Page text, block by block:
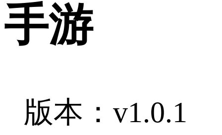
手游
版本：v1.0.1